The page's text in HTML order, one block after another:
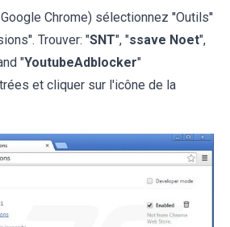
Chrome) sélectionnez ''Outils''
Trouver: "SNT", "ssave Noet",
"YoutubeAdblocker"
et cliquer sur l'icône de la